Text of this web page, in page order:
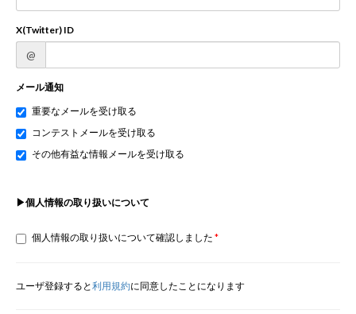
X(Twitter) ID
@
メール通知
重要なメールを受け取る
コンテストメールを受け取る
その他有益な情報メールを受け取る
▶個人情報の取り扱いについて
個人情報の取り扱いについて確認しました
ユーザ登録すると利用規約に同意したことになります